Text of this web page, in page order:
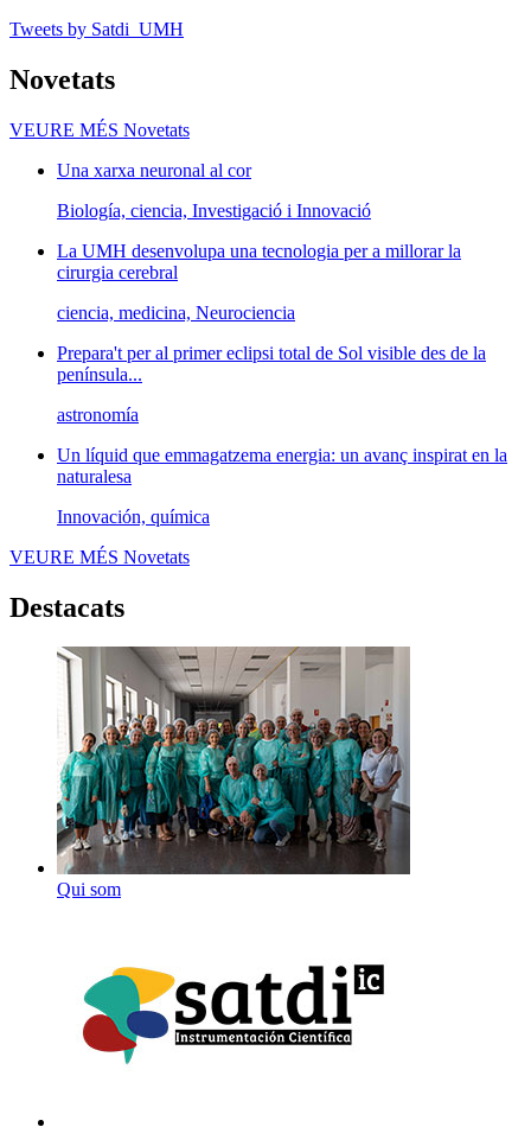
Tweets by Satdi_UMH
Novetats
VEURE MÉS Novetats
Una xarxa neuronal al cor
Biología, ciencia, Investigació i Innovació
La UMH desenvolupa una tecnologia per a millorar la
cirurgia cerebral
ciencia, medicina, Neurociencia
Prepara't per al primer eclipsi total de Sol visible des de la
península...
astronomía
Un líquid que emmagatzema energia: un avanç inspirat en la
naturalesa
Innovación, química
VEURE MÉS Novetats
Destacats
Qui som